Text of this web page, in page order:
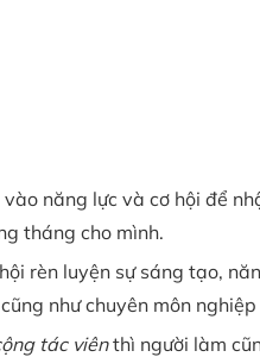
năng lực và cơ hội để
tháng cho mình.
rèn luyện sự sáng tạo,
như chuyên môn
tác viênthì người làm